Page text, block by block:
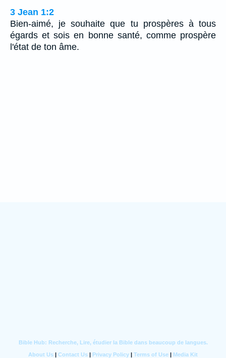
3 Jean 1:2
Bien-aimé, je souhaite que tu prospères à tous
égards et sois en bonne santé, comme prospère
l'état de ton âme.